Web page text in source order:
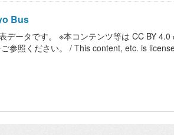
Bus
データです。 ※本コンテンツ等は CC BY 4.0
参照ください。 / This content, etc. is